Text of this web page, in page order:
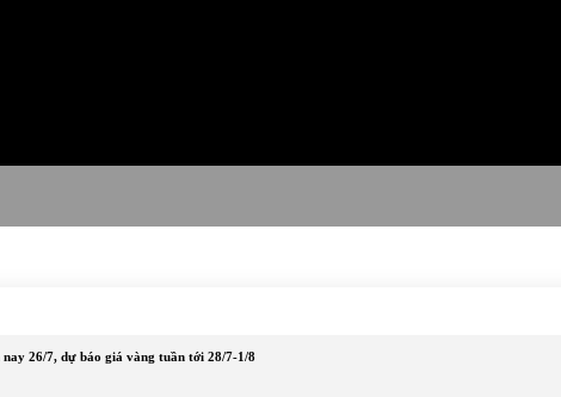
26/7, dự báo giá vàng tuần tới 28/7-1/8